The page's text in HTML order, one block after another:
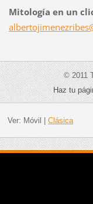
Mitología en un
albertojimenezri
© 2011
Haz tu
Ver: Móvil Clásica